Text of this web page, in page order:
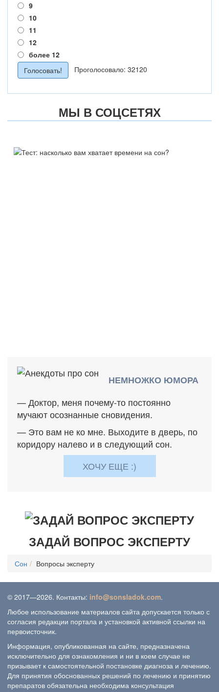
9
10
11
12
более 12
Проголосовало: 32120
МЫ В СОЦСЕТЯХ
НЕМНОЖКО ЮМОРА
— Доктор, меня почему-то постоянно
мучают осознанные сновидения.
— Это вам не ко мне. Выходите в дверь, по
коридору налево и в следующий сон.
ХОЧУ ЕЩЕ :)
ЗАДАЙ ВОПРОС ЭКСПЕРТУ
Сон Вопросы эксперту
© 2017—2026. Контакты: info@sonsladok.com.
Любое использование материалов сайта допускается только с
согласия редакции портала и установкой активной ссылки на
первоисточник.
Информация, опубликованная на сайте, предназначена
исключительно для ознакомления и ни в коем случае не
призывает к самостоятельной постановке диагноза и лечению.
Для принятия обоснованных решений по лечению и принятию
препаратов обязательна необходима консультация